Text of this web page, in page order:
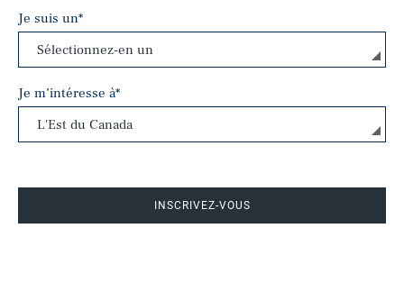
Je suis un*
Je m’intéresse à*
INSCRIVEZ-VOUS